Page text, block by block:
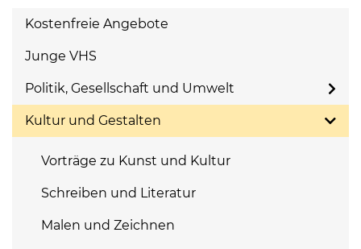
Kostenfreie Angebote
Junge VHS
Politik, Gesellschaft und Umwelt
Kultur und Gestalten
Vorträge zu Kunst und Kultur
Schreiben und Literatur
Malen und Zeichnen